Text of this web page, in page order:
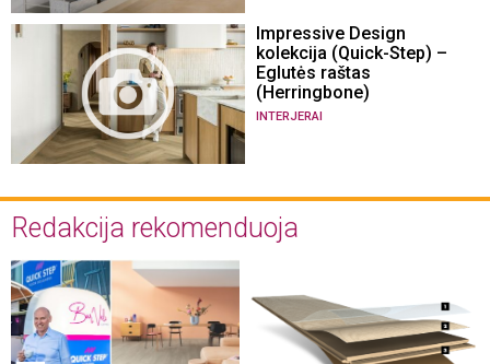
Impressive Design
kolekcija (Quick-Step) –
Eglutės raštas
(Herringbone)
INTERJERAI
Redakcija rekomenduoja